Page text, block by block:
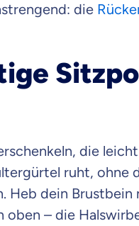
die
die
ruht, ohne
Heb dein Brustbein
– die